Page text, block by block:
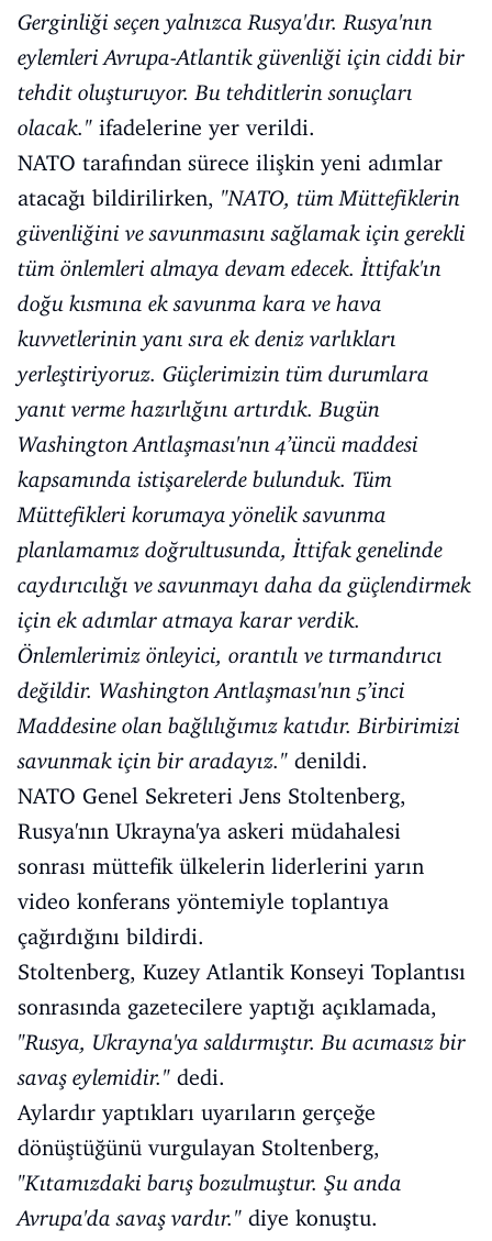
Gerginliği seçen yalnızca Rusya'dır. Rusya'nın
eylemleri Avrupa-Atlantik güvenliği için ciddi bir
tehdit oluşturuyor. Bu tehditlerin sonuçları
olacak." ifadelerine yer verildi.
NATO tarafından sürece ilişkin yeni adımlar
atacağı bildirilirken, "NATO, tüm Müttefiklerin
güvenliğini ve savunmasını sağlamak için gerekli
tüm önlemleri almaya devam edecek. İttifak'ın
doğu kısmına ek savunma kara ve hava
kuvvetlerinin yanı sıra ek deniz varlıkları
yerleştiriyoruz. Güçlerimizin tüm durumlara
yanıt verme hazırlığını artırdık. Bugün
Washington Antlaşması'nın 4’üncü maddesi
kapsamında istişarelerde bulunduk. Tüm
Müttefikleri korumaya yönelik savunma
planlamamız doğrultusunda, İttifak genelinde
caydırıcılığı ve savunmayı daha da güçlendirmek
için ek adımlar atmaya karar verdik.
Önlemlerimiz önleyici, orantılı ve tırmandırıcı
değildir. Washington Antlaşması'nın 5’inci
Maddesine olan bağlılığımız katıdır. Birbirimizi
savunmak için bir aradayız." denildi.
NATO Genel Sekreteri Jens Stoltenberg,
Rusya'nın Ukrayna'ya askeri müdahalesi
sonrası müttefik ülkelerin liderlerini yarın
video konferans yöntemiyle toplantıya
çağırdığını bildirdi.
Stoltenberg, Kuzey Atlantik Konseyi Toplantısı
sonrasında gazetecilere yaptığı açıklamada,
"Rusya, Ukrayna'ya saldırmıştır. Bu acımasız bir
savaş eylemidir." dedi.
Aylardır yaptıkları uyarıların gerçeğe
dönüştüğünü vurgulayan Stoltenberg,
"Kıtamızdaki barış bozulmuştur. Şu anda
Avrupa'da savaş vardır." diye konuştu.